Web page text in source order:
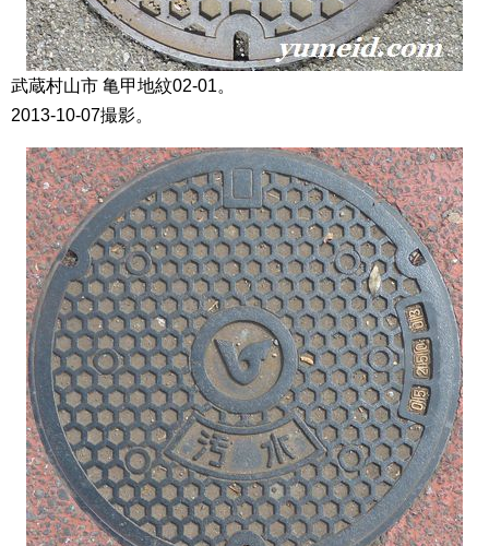
武蔵村山市 亀甲地紋02-01。
2013-10-07撮影。